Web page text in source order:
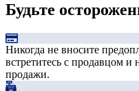
Будьте
Никогда не вносите
встретитесь с продавцом
продажи.